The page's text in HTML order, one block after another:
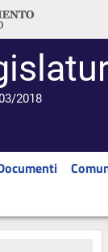
2018